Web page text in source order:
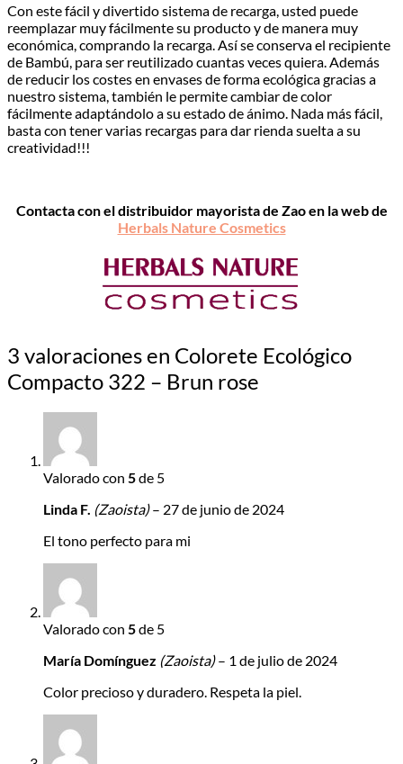
Con este fácil y divertido sistema de recarga, usted puede
reemplazar muy fácilmente su producto y de manera muy
económica, comprando la recarga. Así se conserva el recipiente
de Bambú, para ser reutilizado cuantas veces quiera. Además
de reducir los costes en envases de forma ecológica gracias a
nuestro sistema, también le permite cambiar de color
fácilmente adaptándolo a su estado de ánimo. Nada más fácil,
basta con tener varias recargas para dar rienda suelta a su
creatividad!!!
Contacta con el distribuidor mayorista de Zao en la web de
Herbals Nature Cosmetics
3 valoraciones en Colorete Ecológico
Compacto 322 – Brun rose
Valorado con 5de 5
Linda F. (Zaoista) – 27 de junio de 2024
El tono perfecto para mi
Valorado con 5de 5
María Domínguez (Zaoista) – 1 de julio de 2024
Color precioso y duradero. Respeta la piel.